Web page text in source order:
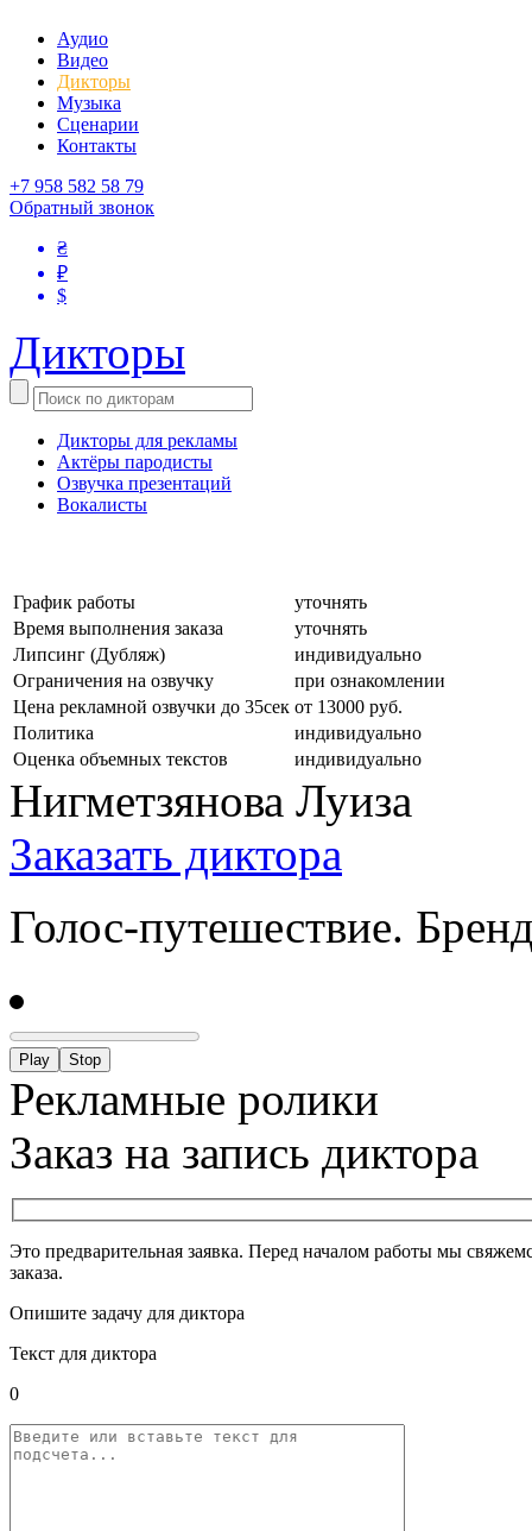
Аудио
Видео
Дикторы
Музыка
Сценарии
Контакты
+7 958 582 58 79
Обратный звонок
₴
₽
$
Дикторы
Дикторы для рекламы
Актёры пародисты
Озвучка презентаций
Вокалисты
График работы
уточнять
Время выполнения заказа
уточнять
Липсинг (Дубляж)
индивидуально
Ограничения на озвучку
при ознакомлении
Цена рекламной озвучки до 35сек от 13000 руб.
Политика
индивидуально
Оценка объемных текстов
индивидуально
Нигметзянова Луиза
Заказать диктора
Голос-путешествие.
Play Stop
Рекламные ролики
Заказ на запись диктора
Это предварительная заявка. Перед началом работы мы
заказа.
Опишите задачу для диктора
Текст для диктора
0